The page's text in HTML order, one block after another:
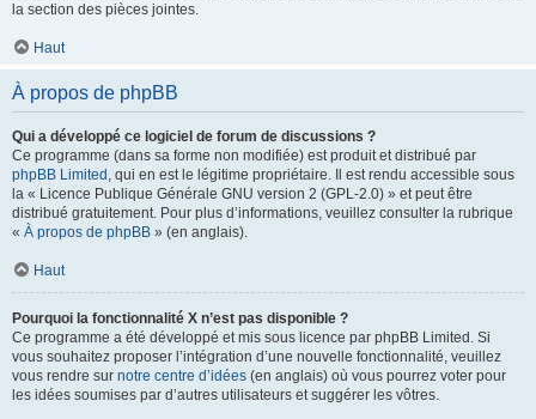
la section des pièces jointes.
Haut
À propos de phpBB
Qui a développé ce logiciel de forum de discussions ?
Ce programme (dans sa forme non modifiée) est produit et distribué par
phpBB Limited , qui en est le légitime propriétaire. Il est rendu accessible sous
la « Licence Publique Générale GNU version 2 (GPL-2.0) » et peut être
distribué gratuitement. Pour plus d’informations, veuillez consulter la rubrique
« À propos de phpBB » (en anglais).
Haut
Pourquoi la fonctionnalité X n’est pas disponible ?
Ce programme a été développé et mis sous licence par phpBB Limited. Si
vous souhaitez proposer l’intégration d’une nouvelle fonctionnalité, veuillez
vous rendre sur notre centre d’idées (en anglais) où vous pourrez voter pour
les idées soumises par d’autres utilisateurs et suggérer les vôtres.